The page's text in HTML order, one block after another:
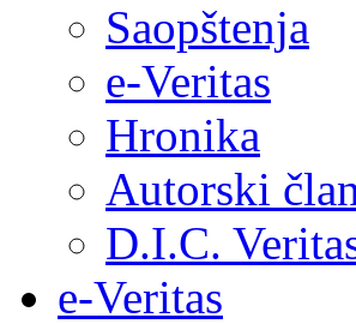
Saopštenja
e-Veritas
Hronika
Autorski
D.I.C.
e-Veritas